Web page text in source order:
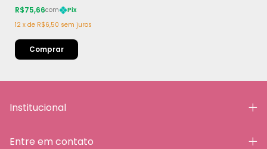
R$75,66com
Pix
12 x de R$6,50 sem juros
Institucional
Entre em contato